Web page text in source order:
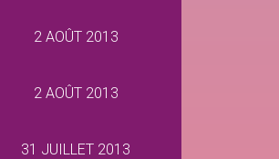
2 AOÛT 2013
2 AOÛT 2013
31 JUILLET 2013